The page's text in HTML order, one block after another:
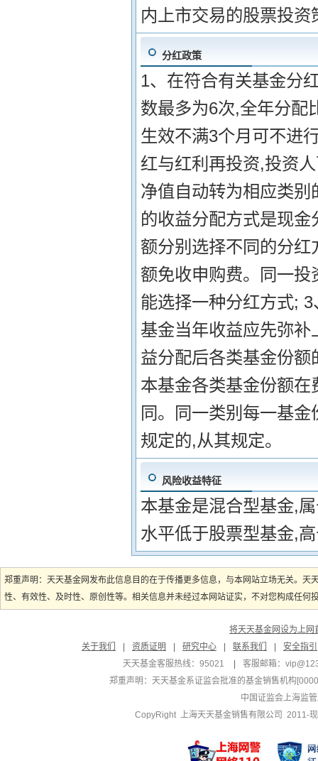
内上市交易的股票投资
分红政策
1、在符合有关基金分
数最多为6次,全年分配
生效不满3个月可不进
红与红利再投资,投资
净值自动转为相应类
的收益分配方式是现
额分别选择不同的分
额免收申购费。同一
能选择一种分红方式;
基金当年收益应先弥
益分配后各类基金份
本基金各类基金份额
同。同一类别每一基
规定的,从其规定。
风险收益特征
本基金是混合型基金,
水平低于股票型基金,
郑重声明：天天基金网发布此信息目的在于传播更多信息，与本网站立场无关。
性、有效性、及时性、原创性等。相关信息并未经过本网站证实，不对您构成任
将天天基金网设为上网
关于我们
资质证明 研究中心 联系我们
安全指引
天天基金客服热线：95021
客服邮箱：
郑重声明： 天天基金系证监会批准的基金销售机构
中国证监会上海监
CopyRight 上海天天基金销售有限公司 2011-